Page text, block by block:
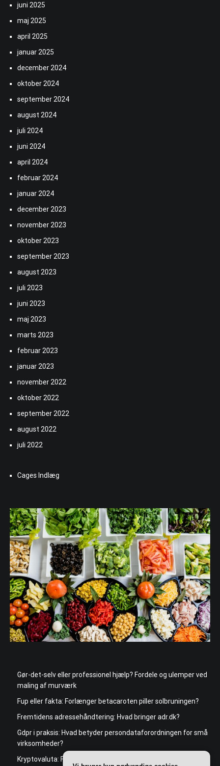
juni 2025
maj 2025
april 2025
januar 2025
december 2024
oktober 2024
september 2024
august 2024
juli 2024
juni 2024
april 2024
februar 2024
januar 2024
december 2023
november 2023
oktober 2023
september 2023
august 2023
juli 2023
juni 2023
maj 2023
marts 2023
februar 2023
januar 2023
november 2022
oktober 2022
september 2022
august 2022
juli 2022
Cages Indlæg
Gør-det-selv eller professionel hjælp? Fordele og ulemper ved
maling af murværk
Fup eller fakta: Forlænger betacaroten piller solbruningen?
Fremtidens adressehåndtering: Hvad bringer adr.dk?
Gdpr i praksis: Hvad betyder persondataforordningen for små
virksomheder?
Kryptovaluta: Fremtidens penge eller farlig spekulation?